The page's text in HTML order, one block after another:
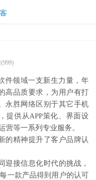
(999)
件领域一支新生力量，年
高品质要求，为用户有打
永胜网络区别于其它手机
提供从APP策化、界面设
营等一系列专业服务。
的精神提升了客户品牌认
迎接信息化时代的挑战，
一款产品得到用户的认可